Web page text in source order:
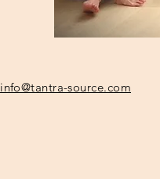
info@tantra-source.com